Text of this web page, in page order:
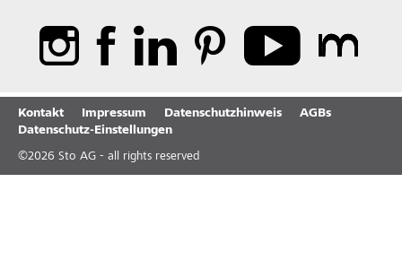
Kontakt Impressum Datenschutzhinweis
AGBs
Datenschutz-Einstellungen
©2026 Sto AG - all rights reserved